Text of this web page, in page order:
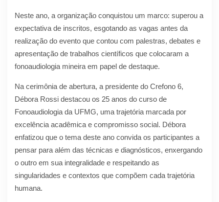
Neste ano, a organização conquistou um marco: superou a
expectativa de inscritos, esgotando as vagas antes da
realização do evento que contou com palestras, debates e
apresentação de trabalhos científicos que colocaram a
fonoaudiologia mineira em papel de destaque.
Na cerimônia de abertura, a presidente do Crefono 6,
Débora Rossi destacou os 25 anos do curso de
Fonoaudiologia da UFMG, uma trajetória marcada por
excelência acadêmica e compromisso social. Débora
enfatizou que o tema deste ano convida os participantes a
pensar para além das técnicas e diagnósticos, enxergando
o outro em sua integralidade e respeitando as
singularidades e contextos que compõem cada trajetória
humana.